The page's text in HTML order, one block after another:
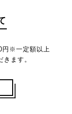
※一定額以上
ます。